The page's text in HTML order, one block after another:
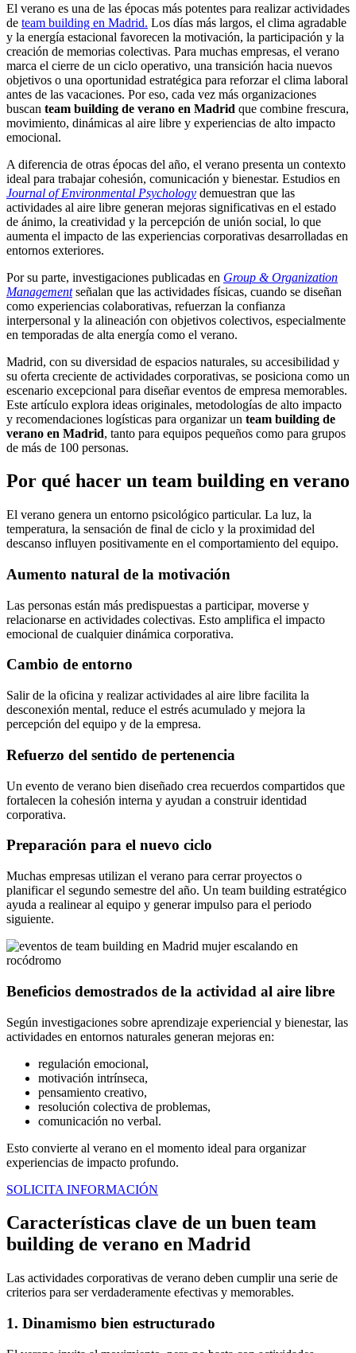
El verano es una de las épocas más potentes para realizar actividades
de team building en Madrid. Los días más largos, el clima agradable
y la energía estacional favorecen la motivación, la participación y la
creación de memorias colectivas. Para muchas empresas, el verano
marca el cierre de un ciclo operativo, una transición hacia nuevos
objetivos o una oportunidad estratégica para reforzar el clima laboral
antes de las vacaciones. Por eso, cada vez más organizaciones
buscan team building de verano en Madrid que combine frescura,
movimiento, dinámicas al aire libre y experiencias de alto impacto
emocional.
A diferencia de otras épocas del año, el verano presenta un contexto
ideal para trabajar cohesión, comunicación y bienestar. Estudios en
Journal of Environmental Psychology demuestran que las
actividades al aire libre generan mejoras significativas en el estado
de ánimo, la creatividad y la percepción de unión social, lo que
aumenta el impacto de las experiencias corporativas desarrolladas en
entornos exteriores.
Por su parte, investigaciones publicadas en Group & Organization
Managementseñalan que las actividades físicas, cuando se diseñan
como experiencias colaborativas, refuerzan la confianza
interpersonal y la alineación con objetivos colectivos, especialmente
en temporadas de alta energía como el verano.
Madrid, con su diversidad de espacios naturales, su accesibilidad y
su oferta creciente de actividades corporativas, se posiciona como un
escenario excepcional para diseñar eventos de empresa memorables.
Este artículo explora ideas originales, metodologías de alto impacto
y recomendaciones logísticas para organizar un team building de
verano en Madrid, tanto para equipos pequeños como para grupos
de más de 100 personas.
Por qué hacer un team building en verano
El verano genera un entorno psicológico particular. La luz, la
temperatura, la sensación de final de ciclo y la proximidad del
descanso influyen positivamente en el comportamiento del equipo.
Aumento natural de la motivación
Las personas están más predispuestas a participar, moverse y
relacionarse en actividades colectivas. Esto amplifica el impacto
emocional de cualquier dinámica corporativa.
Cambio de entorno
Salir de la oficina y realizar actividades al aire libre facilita la
desconexión mental, reduce el estrés acumulado y mejora la
percepción del equipo y de la empresa.
Refuerzo del sentido de pertenencia
Un evento de verano bien diseñado crea recuerdos compartidos que
fortalecen la cohesión interna y ayudan a construir identidad
corporativa.
Preparación para el nuevo ciclo
Muchas empresas utilizan el verano para cerrar proyectos o
planificar el segundo semestre del año. Un team building estratégico
ayuda a realinear al equipo y generar impulso para el periodo
siguiente.
Beneficios demostrados de la actividad al aire libre
Según investigaciones sobre aprendizaje experiencial y bienestar, las
actividades en entornos naturales generan mejoras en:
regulación emocional,
motivación intrínseca,
pensamiento creativo,
resolución colectiva de problemas,
comunicación no verbal.
Esto convierte al verano en el momento ideal para organizar
experiencias de impacto profundo.
SOLICITA INFORMACIÓN
Características clave de un buen team
building de verano en Madrid
Las actividades corporativas de verano deben cumplir una serie de
criterios para ser verdaderamente efectivas y memorables.
1. Dinamismo bien estructurado